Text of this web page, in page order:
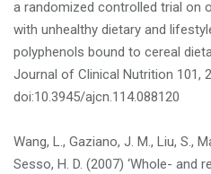
a randomized controlled trial on
with unhealthy dietary and
polyphenols bound to cereal
Journal of Clinical Nutrition 101,
doi:10.3945/ajcn.114.088120
Wang, L., Gaziano, J. M., Liu, S.,
Sesso, H. D. (2007) ‘Whole- and